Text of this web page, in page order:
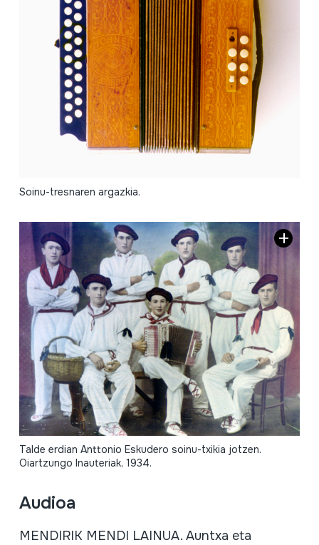
Soinu-tresnaren argazkia.
Talde erdian Anttonio Eskudero soinu-txikia jotzen.
Oiartzungo Inauteriak, 1934.
Audioa
MENDIRIK MENDI LAINUA. Auntxa eta